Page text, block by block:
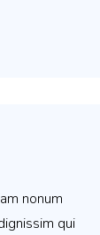
nonum
qui